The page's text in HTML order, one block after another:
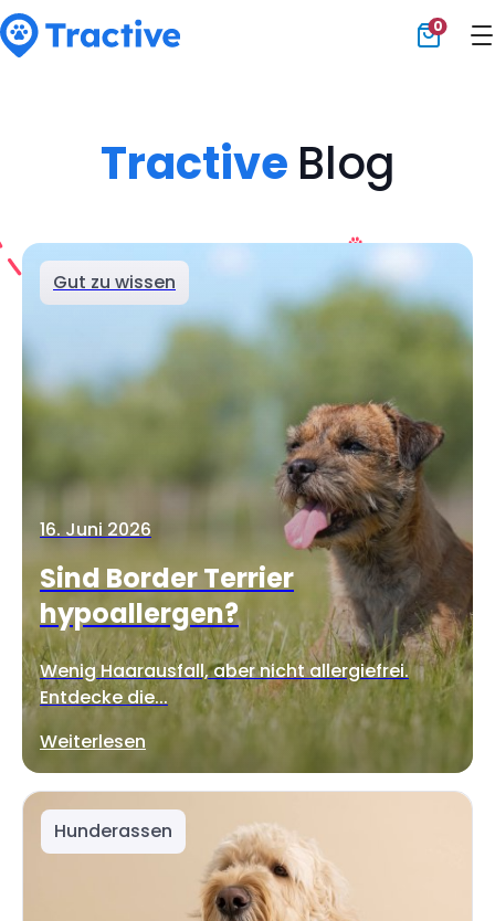
0
Tractive Blog
Gut zu wissen
16. Juni 2026
Sind Border Terrier
hypoallergen?
Wenig Haarausfall, aber nicht allergiefrei.
Entdecke die...
Weiterlesen
Hunderassen